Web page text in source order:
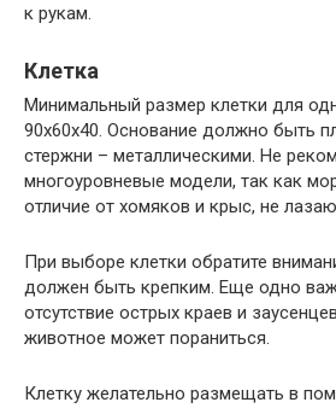
к рукам.
Клетка
Минимальный размер клетки для
90х60х40. Основание должно быть
стержни – металлическими. Не
многоуровневые модели, так как
отличие от хомяков и крыс, не
При выборе клетки обратите
должен быть крепким. Еще одно
отсутствие острых краев и
животное может пораниться.
Клетку желательно размещать в